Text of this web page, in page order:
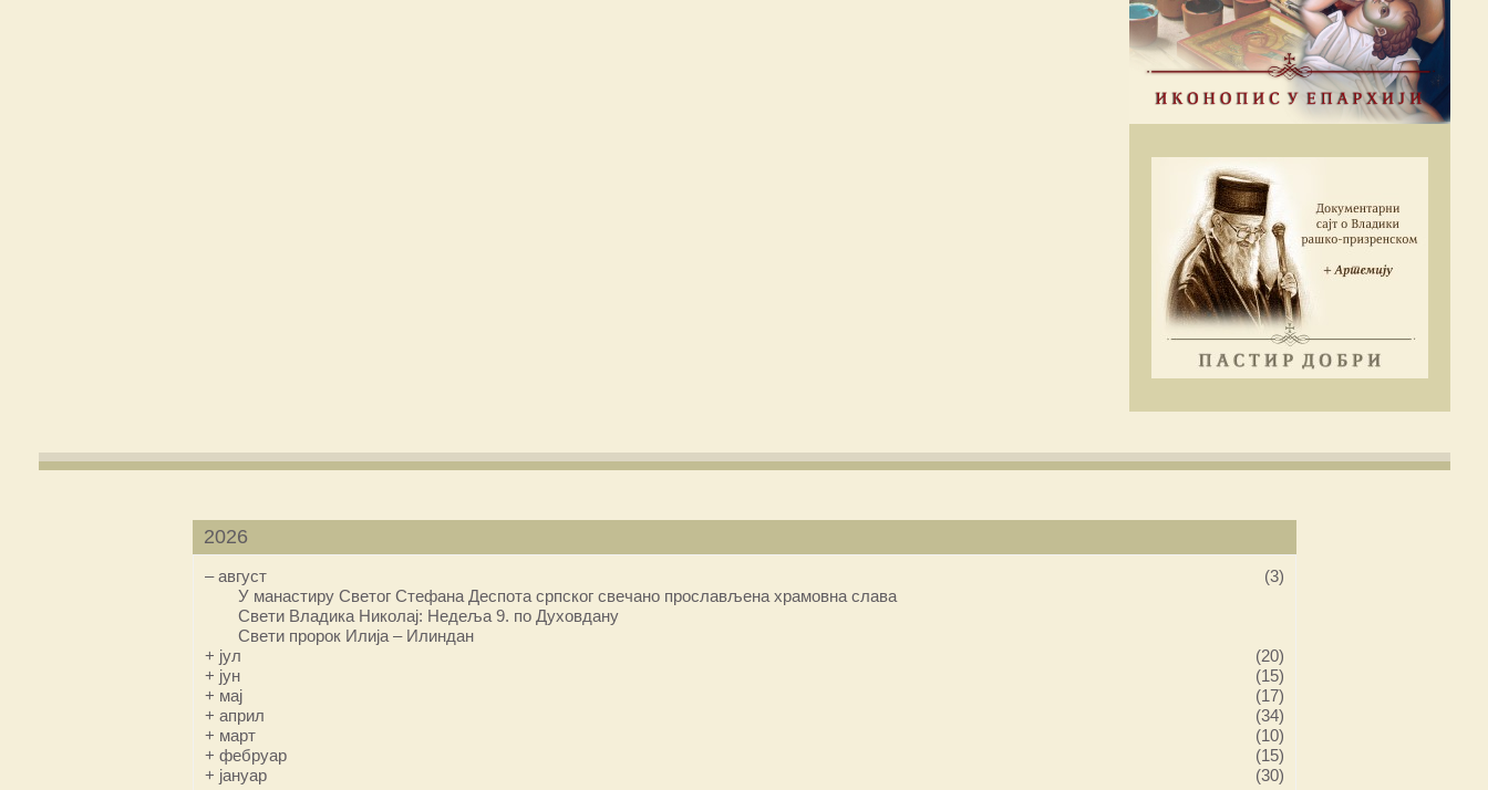
2026
–август
(3)
У манастиру Светог Стефана Деспота српског свечано прослављена храмовна слава
Свети Владика Николај: Недеља 9. по Духовдану
Свети пророк Илија – Илиндан
+ јул
(20)
+ јун
(15)
+ мај
(17)
+ април
(34)
+ март
(10)
+ фебруар
(15)
+ јануар (30)